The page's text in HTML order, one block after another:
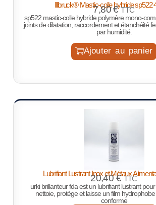
Illbruck® Mastic-colle hybride sp522
7,80€ TTC
sp522 mastic-colle hybride polymère mono-
joints de dilatation, raccordement et étanchéité
par humidité.
Ajouter au panier
Lubrifiant Lustrant Inox et Métaux
20,40€ TTC
urki brillanteur fda est un lubrifiant lustrant
nettoie, protège et laisse un film hydrophobe
conforme